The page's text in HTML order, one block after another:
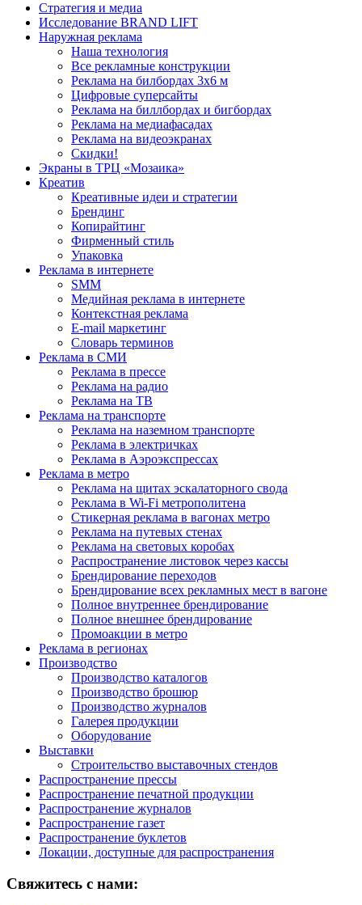
Стратегия и медиа
Исследование BRAND LIFT
Наружная реклама
Наша технология
Все рекламные конструкции
Реклама на билбордах 3х6 м
Цифровые суперсайты
Реклама на биллбордах и бигбордах
Реклама на медиафасадах
Реклама на видеоэкранах
Скидки!
Экраны в ТРЦ «Мозаика»
Креатив
Креативные идеи и стратегии
Брендинг
Копирайтинг
Фирменный стиль
Упаковка
Реклама в интернете
SMM
Медийная реклама в интернете
Контекстная реклама
E-mail маркетинг
Словарь терминов
Реклама в СМИ
Реклама в прессе
Реклама на радио
Реклама на ТВ
Реклама на транспорте
Реклама на наземном транспорте
Реклама в электричках
Реклама в Аэроэкспрессах
Реклама в метро
Реклама на щитах эскалаторного свода
Реклама в Wi-Fi метрополитена
Стикерная реклама в вагонах метро
Реклама на путевых стенах
Реклама на световых коробах
Распространение листовок через кассы
Брендирование переходов
Брендирование всех рекламных мест в вагоне
Полное внутреннее брендирование
Полное внешнее брендирование
Промоакции в метро
Реклама в регионах
Производство
Производство каталогов
Производство брошюр
Производство журналов
Галерея продукции
Оборудование
Выставки
Строительство выставочных стендов
Распространение прессы
Распространение печатной продукции
Распространение журналов
Распространение газет
Распространение буклетов
Локации, доступные для распространения
Свяжитесь с нами: